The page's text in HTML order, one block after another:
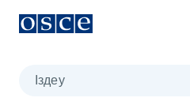
Іздеу